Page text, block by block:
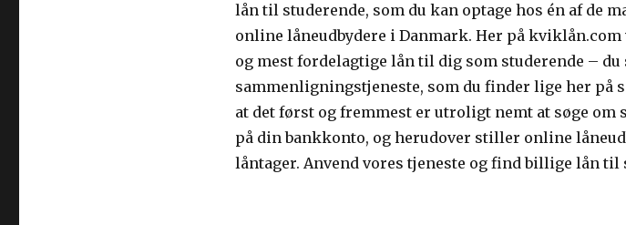
lån til studerende, som du kan optage hos én af de
online låneudbydere i Danmark. Her på
og mest fordelagtige lån til dig som studerende –
sammenligningstjeneste, som du finder lige her på
at det først og fremmest er utroligt nemt at søge om
på din bankkonto, og herudover stiller online
låntager. Anvend vores tjeneste og find billige lån til